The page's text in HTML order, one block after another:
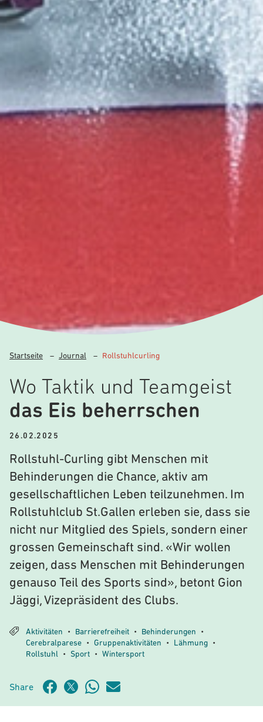
Startseite – Journal – Rollstuhlcurling
Wo Taktik und Teamgeist
das Eis beherrschen
26.02.2025
Rollstuhl-Curling gibt Menschen mit
Behinderungen die Chance, aktiv am
gesellschaftlichen Leben teilzunehmen. Im
Rollstuhlclub St.Gallen erleben sie, dass sie
nicht nur Mitglied des Spiels, sondern einer
grossen Gemeinschaft sind. «Wir wollen
zeigen, dass Menschen mit Behinderungen
genauso Teil des Sports sind», betont Gion
Jäggi, Vizepräsident des Clubs.
Aktivitäten • Barrierefreiheit • Behinderungen •
Cerebralparese • Gruppenaktivitäten • Lähmung •
Rollstuhl • Sport • Wintersport
Share